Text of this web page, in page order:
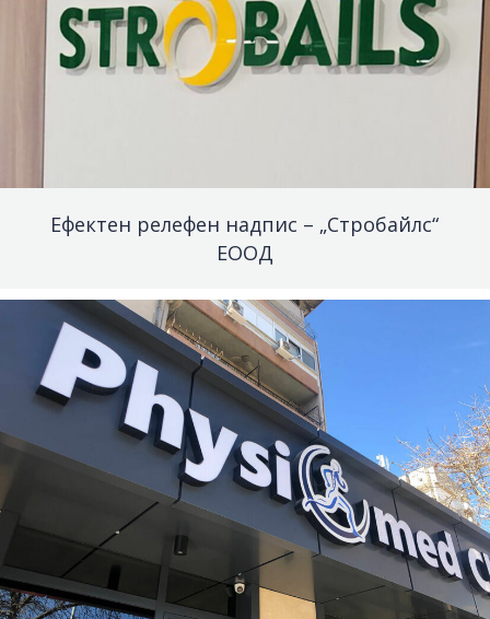
Ефектен релефен надпис – „Стробайлс“
ЕООД